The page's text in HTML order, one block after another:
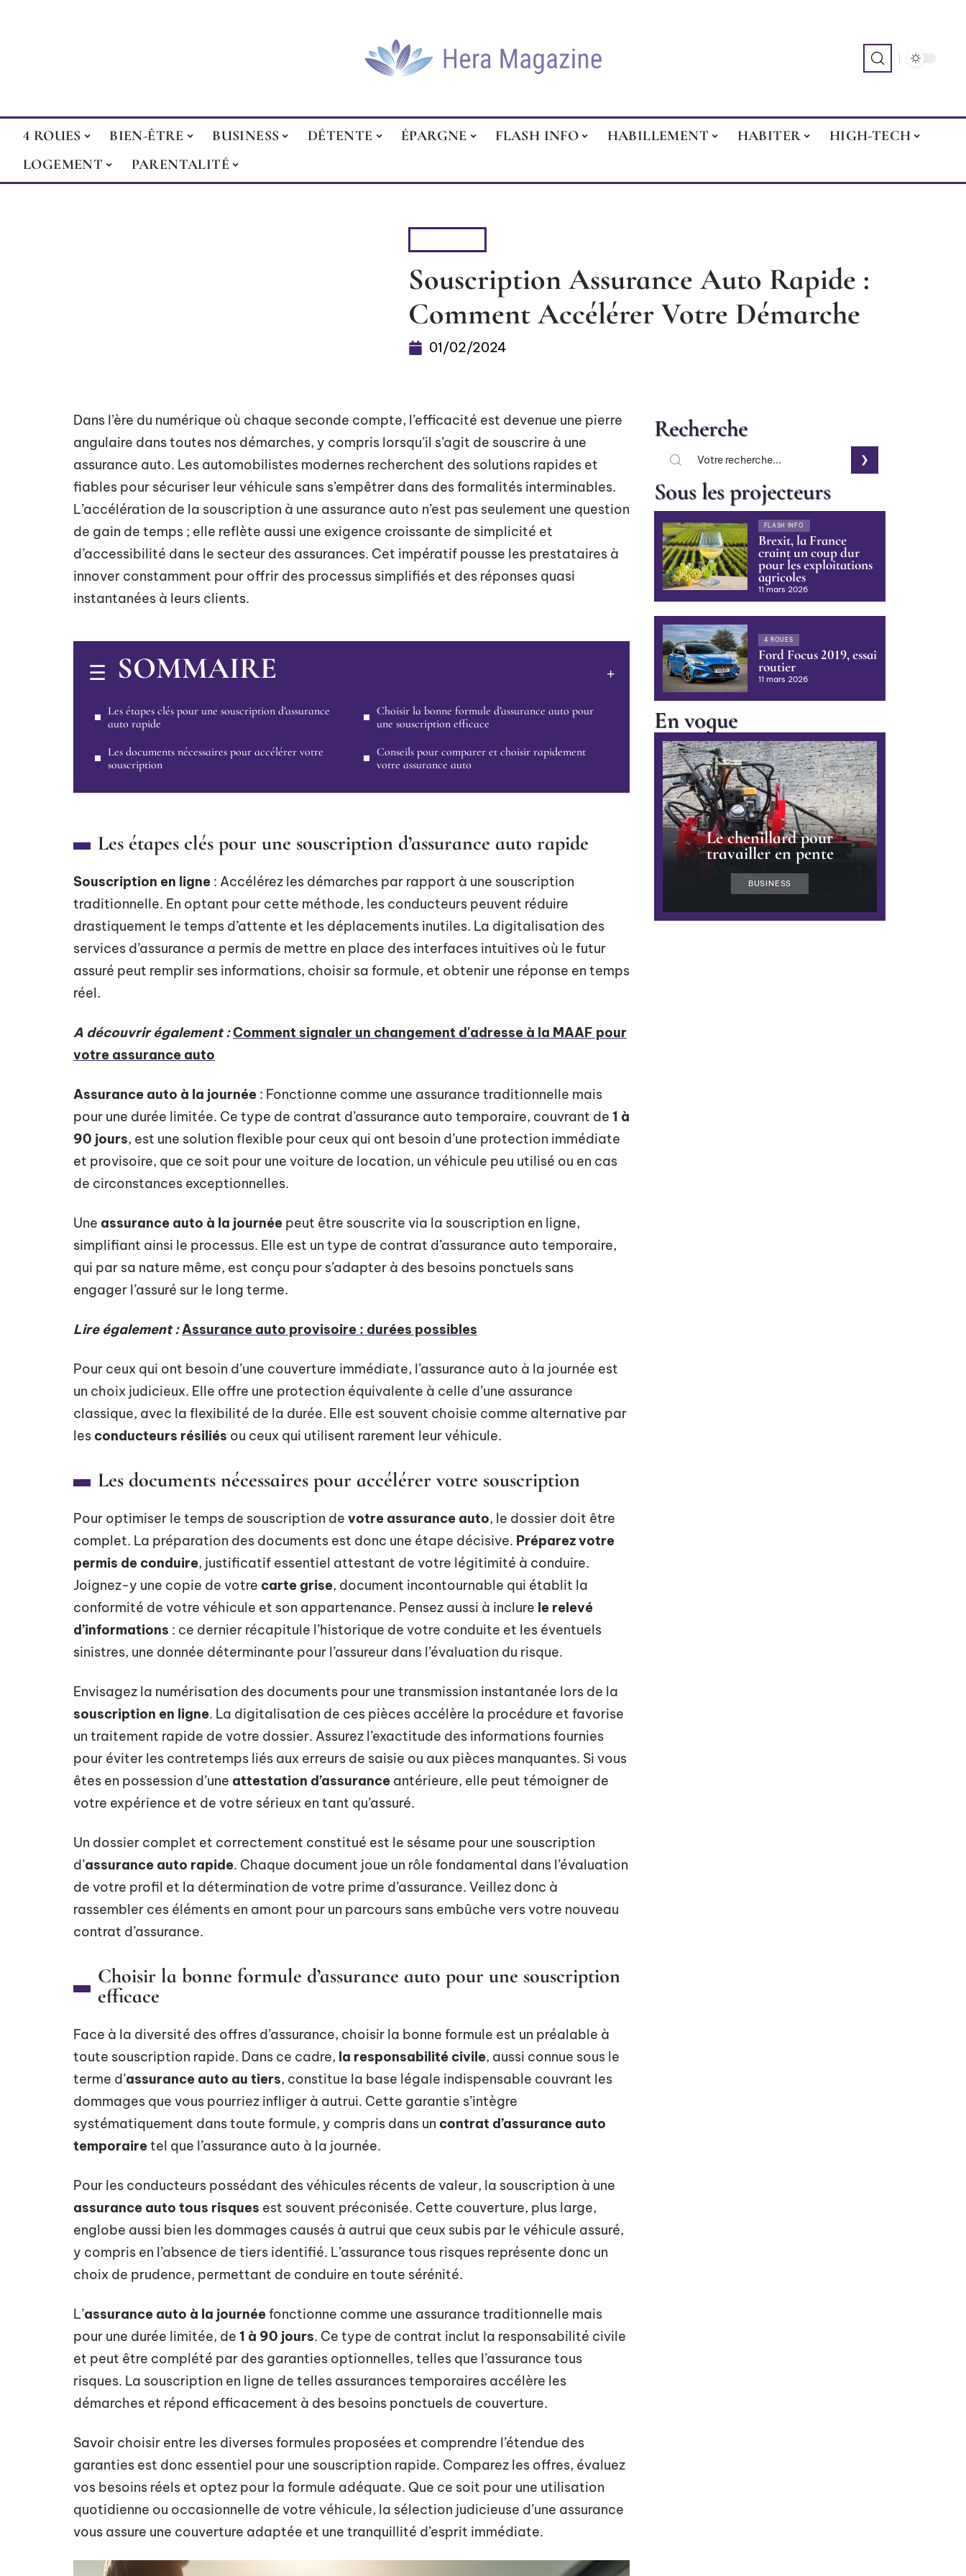
4 ROUES BIEN-ÊTRE BUSINESS DÉTENTE ÉPARGNE FLASH INFO HABILLEMENT HABITER
HIGH-TECH
LOGEMENT
PARENTALITÉ
Souscription Assurance Auto Rapide :
Comment Accélérer Votre Démarche
01/02/2024
Dans l’ère du numérique où chaque seconde compte, l’efficacité est devenue une pierre
angulaire dans toutes nos démarches, y compris lorsqu’il s’agit de souscrire à une
assurance auto. Les automobilistes modernes recherchent des solutions rapides et
fiables pour sécuriser leur véhicule sans s’empêtrer dans des formalités interminables.
L’accélération de la souscription à une assurance auto n’est pas seulement une question
de gain de temps ; elle reflète aussi une exigence croissante de simplicité et
d’accessibilité dans le secteur des assurances. Cet impératif pousse les prestataires à
innover constamment pour offrir des processus simplifiés et des réponses quasi
instantanées à leurs clients.
SOMMAIRE
Les étapes clés pour une souscription d’assurance
auto rapide
Les documents nécessaires pour accélérer votre
souscription
Choisir la bonne formule d’assurance auto pour
une souscription efficace
Conseils pour comparer et choisir rapidement
votre assurance auto
Les étapes clés pour une souscription d’assurance auto rapide
Souscription en ligne : Accélérez les démarches par rapport à une souscription
traditionnelle. En optant pour cette méthode, les conducteurs peuvent réduire
drastiquement le temps d’attente et les déplacements inutiles. La digitalisation des
services d’assurance a permis de mettre en place des interfaces intuitives où le futur
assuré peut remplir ses informations, choisir sa formule, et obtenir une réponse en temps
réel.
A découvrir également :Comment signaler un changement d'adresse à la MAAF pour
votre assurance auto
Assurance auto à la journée : Fonctionne comme une assurance traditionnelle mais
pour une durée limitée. Ce type de contrat d’assurance auto temporaire, couvrant de 1 à
90 jours, est une solution flexible pour ceux qui ont besoin d’une protection immédiate
et provisoire, que ce soit pour une voiture de location, un véhicule peu utilisé ou en cas
de circonstances exceptionnelles.
Une assurance auto à la journée peut être souscrite via la souscription en ligne,
simplifiant ainsi le processus. Elle est un type de contrat d’assurance auto temporaire,
qui par sa nature même, est conçu pour s’adapter à des besoins ponctuels sans
engager l’assuré sur le long terme.
Lire également : Assurance auto provisoire : durées possibles
Pour ceux qui ont besoin d’une couverture immédiate, l’assurance auto à la journée est
un choix judicieux. Elle offre une protection équivalente à celle d’une assurance
classique, avec la flexibilité de la durée. Elle est souvent choisie comme alternative par
les conducteurs résiliés ou ceux qui utilisent rarement leur véhicule.
Les documents nécessaires pour accélérer votre souscription
Pour optimiser le temps de souscription de votre assurance auto, le dossier doit être
complet. La préparation des documents est donc une étape décisive. Préparez votre
permis de conduire, justificatif essentiel attestant de votre légitimité à conduire.
Joignez-y une copie de votre carte grise, document incontournable qui établit la
conformité de votre véhicule et son appartenance. Pensez aussi à inclure le relevé
d’informations : ce dernier récapitule l’historique de votre conduite et les éventuels
sinistres, une donnée déterminante pour l’assureur dans l’évaluation du risque.
Envisagez la numérisation des documents pour une transmission instantanée lors de la
souscription en ligne. La digitalisation de ces pièces accélère la procédure et favorise
un traitement rapide de votre dossier. Assurez l’exactitude des informations fournies
pour éviter les contretemps liés aux erreurs de saisie ou aux pièces manquantes. Si vous
êtes en possession d’une attestation d’assurance antérieure, elle peut témoigner de
votre expérience et de votre sérieux en tant qu’assuré.
Un dossier complet et correctement constitué est le sésame pour une souscription
d’assurance auto rapide. Chaque document joue un rôle fondamental dans l’évaluation
de votre profil et la détermination de votre prime d’assurance. Veillez donc à
rassembler ces éléments en amont pour un parcours sans embûche vers votre nouveau
contrat d’assurance.
Choisir la bonne formule d’assurance auto pour une souscription
efficace
Face à la diversité des offres d’assurance, choisir la bonne formule est un préalable à
toute souscription rapide. Dans ce cadre, la responsabilité civile, aussi connue sous le
terme d’assurance auto au tiers, constitue la base légale indispensable couvrant les
dommages que vous pourriez infliger à autrui. Cette garantie s’intègre
systématiquement dans toute formule, y compris dans un contrat d’assurance auto
temporairetel que l’assurance auto à la journée.
Pour les conducteurs possédant des véhicules récents de valeur, la souscription à une
assurance auto tous risques est souvent préconisée. Cette couverture, plus large,
englobe aussi bien les dommages causés à autrui que ceux subis par le véhicule assuré,
y compris en l’absence de tiers identifié. L’assurance tous risques représente donc un
choix de prudence, permettant de conduire en toute sérénité.
L’assurance auto à la journéefonctionne comme une assurance traditionnelle mais
pour une durée limitée, de 1 à 90 jours. Ce type de contrat inclut la responsabilité civile
et peut être complété par des garanties optionnelles, telles que l’assurance tous
risques. La souscription en ligne de telles assurances temporaires accélère les
démarches et répond efficacement à des besoins ponctuels de couverture.
Savoir choisir entre les diverses formules proposées et comprendre l’étendue des
garanties est donc essentiel pour une souscription rapide. Comparez les offres, évaluez
vos besoins réels et optez pour la formule adéquate. Que ce soit pour une utilisation
quotidienne ou occasionnelle de votre véhicule, la sélection judicieuse d’une assurance
vous assure une couverture adaptée et une tranquillité d’esprit immédiate.
Recherche
Sous les projecteurs
FLASH INFO
Brexit, la France
craint un coup dur
pour les exploitations
agricoles
11 mars 2026
4 ROUES
Ford Focus 2019, essai
routier
11 mars 2026
En vogue
Le chenillard pour
travailler en pente
BUSINESS